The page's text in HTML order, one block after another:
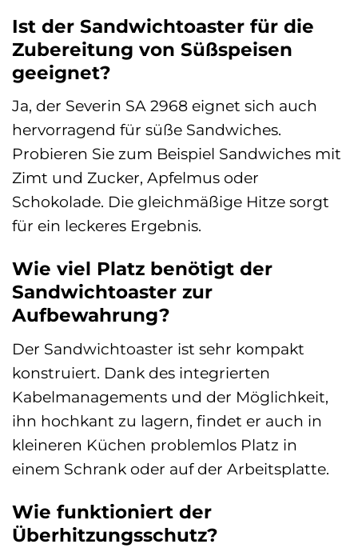
Ist der Sandwichtoaster für die
Zubereitung von Süßspeisen
geeignet?
Ja, der Severin SA 2968 eignet sich auch
hervorragend für süße Sandwiches.
Probieren Sie zum Beispiel Sandwiches mit
Zimt und Zucker, Apfelmus oder
Schokolade. Die gleichmäßige Hitze sorgt
für ein leckeres Ergebnis.
Wie viel Platz benötigt der
Sandwichtoaster zur
Aufbewahrung?
Der Sandwichtoaster ist sehr kompakt
konstruiert. Dank des integrierten
Kabelmanagements und der Möglichkeit,
ihn hochkant zu lagern, findet er auch in
kleineren Küchen problemlos Platz in
einem Schrank oder auf der Arbeitsplatte.
Wie funktioniert der
Überhitzungsschutz?